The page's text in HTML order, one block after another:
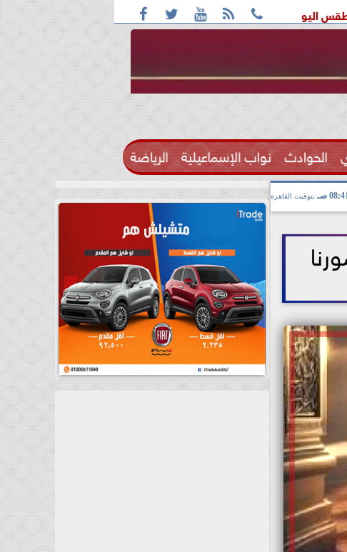
    
بأغلب الأنحاء ورطوبة والمحسوسة بالقاهرة 38 درجة
الحوادث نواب الإسماعيلية الرياضة
صـ بتوقيت القاهرة